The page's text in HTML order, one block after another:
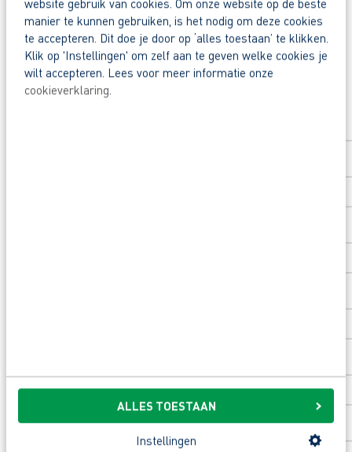
website gebruik van cookies. Om onze website op de beste
manier te kunnen gebruiken, is het nodig om deze cookies
te accepteren. Dit doe je door op ‘alles toestaan’ te klikken.
Klik op 'Instellingen' om zelf aan te geven welke cookies je
wilt accepteren. Lees voor meer informatie onze
cookieverklaring.
ALLES TOESTAAN
Instellingen
Waarom solliciteren via AB Vakwerk?
Snel naar een vast contract.
Beoordeeld door flexkrachten met een 9+.
Opleidingsvoucher van €1.000,00 voor een
Heb je eerst nog vragen? App, bel of mail dan
Deel deze vacature:
Solliciteer direct
Toevoeging huisnummer